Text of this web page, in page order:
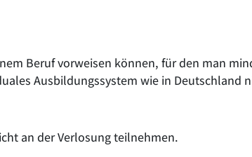
Beruf vorweisen können, für den man
Ausbildungssystem wie in Deutschland
an der Verlosung teilnehmen.